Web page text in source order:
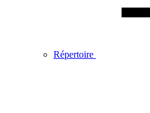
Répertoire